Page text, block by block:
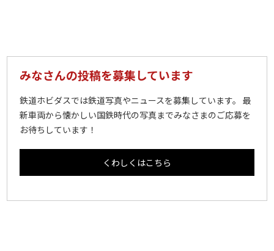
みなさんの投稿を募集しています
鉄道ホビダスでは鉄道写真やニュースを募集しています。 最
新車両から懐かしい国鉄時代の写真までみなさまのご応募を
お待ちしています！
くわしくはこちら